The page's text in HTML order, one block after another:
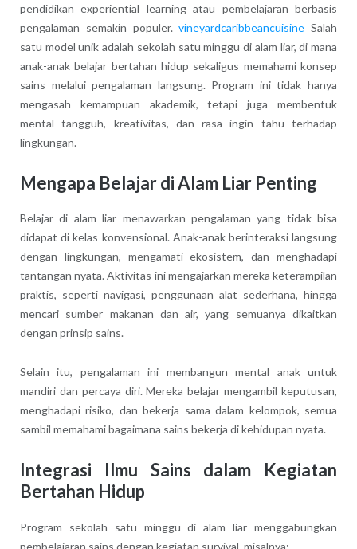
pendidikan experiential learning atau pembelajaran berbasis
pengalaman semakin populer.vineyardcaribbeancuisine Salah
satu model unik adalah sekolah satu minggu di alam liar, di mana
anak-anak belajar bertahan hidup sekaligus memahami konsep
sains melalui pengalaman langsung. Program ini tidak hanya
mengasah kemampuan akademik, tetapi juga membentuk
mental tangguh, kreativitas, dan rasa ingin tahu terhadap
lingkungan.
Mengapa Belajar di Alam Liar Penting
Belajar di alam liar menawarkan pengalaman yang tidak bisa
didapat di kelas konvensional. Anak-anak berinteraksi langsung
dengan lingkungan, mengamati ekosistem, dan menghadapi
tantangan nyata. Aktivitas ini mengajarkan mereka keterampilan
praktis, seperti navigasi, penggunaan alat sederhana, hingga
mencari sumber makanan dan air, yang semuanya dikaitkan
dengan prinsip sains.
Selain itu, pengalaman ini membangun mental anak untuk
mandiri dan percaya diri. Mereka belajar mengambil keputusan,
menghadapi risiko, dan bekerja sama dalam kelompok, semua
sambil memahami bagaimana sains bekerja di kehidupan nyata.
Integrasi Ilmu Sains dalam Kegiatan
Bertahan Hidup
Program sekolah satu minggu di alam liar menggabungkan
pembelajaran sains dengan kegiatan survival, misalnya: